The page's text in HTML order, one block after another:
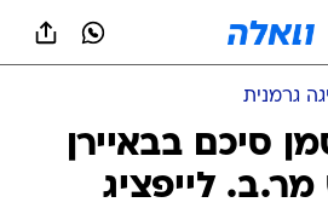
גרמנית
סיכם בבאיירן
מר.ב. לייפציג